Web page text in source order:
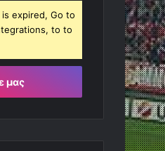
expired, Go to
to to
μας